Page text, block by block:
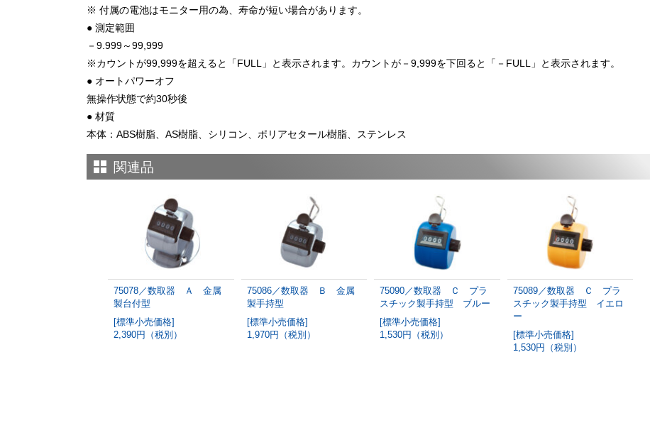
※ 付属の電池はモニター用の為、寿命が短い場合があります。
● 測定範囲
－9.999～99,999
※カウントが99,999を超えると「FULL」と表示されます。カウントが－9,999を下回ると「－FULL」と表示されます。
● オートパワーオフ
無操作状態で約30秒後
● 材質
本体：ABS樹脂、AS樹脂、シリコン、ポリアセタール樹脂、ステンレス
関連品
75078／数取器 Ａ 金属
製台付型
[標準小売価格]
2,390円（税別）
75086／数取器 Ｂ 金属
製手持型
[標準小売価格]
1,970円（税別）
75090／数取器 Ｃ プラ
スチック製手持型 ブルー
[標準小売価格]
1,530円（税別）
75089／数取器 Ｃ プラ
スチック製手持型 イエロ
ー
[標準小売価格]
1,530円（税別）